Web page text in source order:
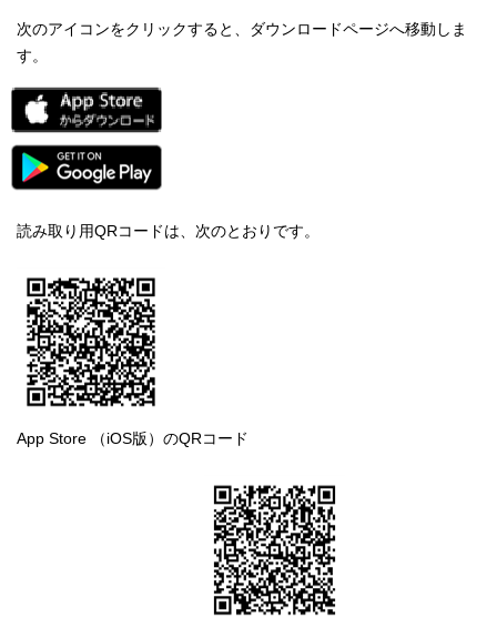
次のアイコンをクリックすると、ダウンロードページへ移動しま
す。
読み取り用QRコードは、次のとおりです。
App Store （iOS版）のQRコード